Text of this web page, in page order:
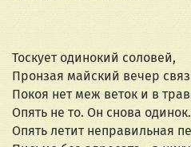
Тоскует одинокий соловей,
Пронзая майский вечер
Покоя нет меж веток и в
Опять не то. Он снова одинок.
Опять летит неправильная